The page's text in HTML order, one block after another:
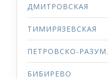
ДМИТРОВСКАЯ
ТИМИРЯЗЕВСКАЯ
ПЕТРОВСКО-РАЗУМ.
БИБИРЕВО